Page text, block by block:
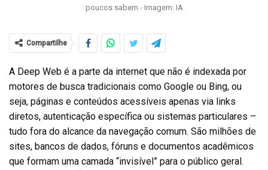
poucos sabem - Imagem: IA
Compartilhe
A Deep Web é a parte da internet que não é indexada por
motores de busca tradicionais como Google ou Bing, ou
seja, páginas e conteúdos acessíveis apenas via links
diretos, autenticação específica ou sistemas particulares –
tudo fora do alcance da navegação comum. São milhões de
sites, bancos de dados, fóruns e documentos acadêmicos
que formam uma camada “invisível” para o público geral.